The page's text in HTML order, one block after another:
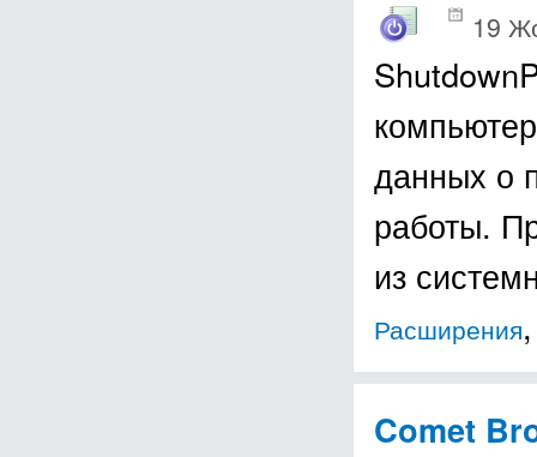
19
данных о
работы.
из
Расширения
Comet